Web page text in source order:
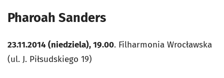
Pharoah Sanders
23.11.2014 (niedziela), 19.00. Filharmonia Wrocławska
(ul. J. Piłsudskiego 19)